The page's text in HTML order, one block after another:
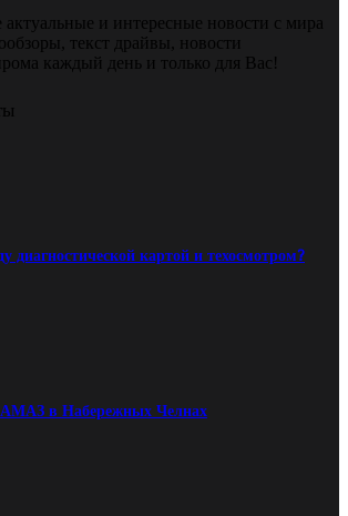
актуальные и интересные новости с мира
текст драйвы, новости
каждый день и только для Вас!
диагностической картой и техосмотром?
в Набережных Челнах